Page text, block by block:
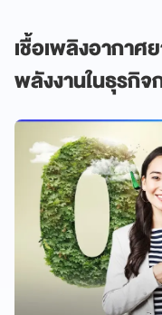
เชื้อเพลิงอากา
พลังงานในธุรกิจ